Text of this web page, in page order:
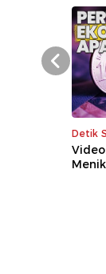
Detik
Prev